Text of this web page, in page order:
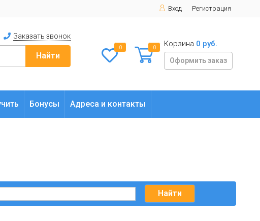
Вход Регистрация
Заказать звонок
Найти
0 0 Корзина 0 руб.
Оформить заказ
Бонусы Адреса и контакты